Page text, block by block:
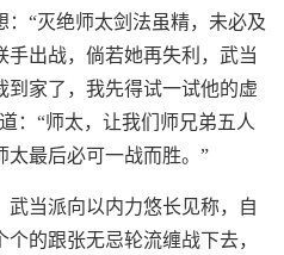
“灭绝师太剑法虽精，未必及
出战，倘若她再失利，武当
家了，我先得试一试他的虚
：“师太，让我们师兄弟五人
太最后必可一战而胜。”
武当派向以内力悠长见称，自
的跟张无忌轮流缠战下去，